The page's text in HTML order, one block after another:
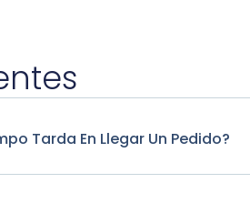
Tarda En Llegar Un Pedido?